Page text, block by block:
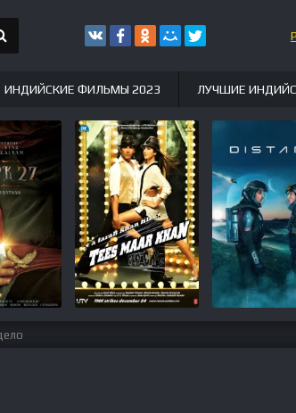
ИНДИЙСКИЕ ФИЛЬМЫ 2023 ЛУЧШИЕ